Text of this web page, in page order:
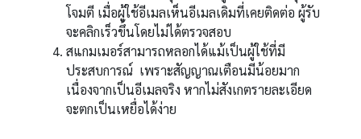
โจมตี เมื่อผู้ใช้อีเมลเห็นอีเมลเดิมที่เคยติดต่อ ผู้รับ
จะคลิกเร็วขึ้นโดยไม่ได้ตรวจสอบ
สแกมเมอร์สามารถหลอกได้แม้เป็นผู้ใช้ที่มี
ประสบการณ์ เพราะสัญญาณเตือนมีน้อยมาก
เนื่องจากเป็นอีเมลจริง หากไม่สังเกตรายละเอียด
จะตกเป็นเหยื่อได้ง่าย